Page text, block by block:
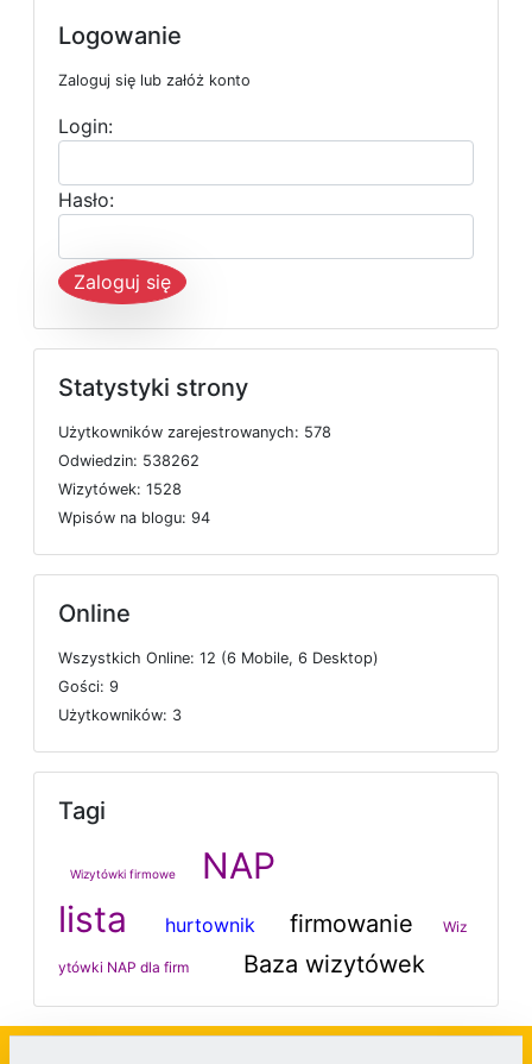
Logowanie
Zaloguj się lub załóż konto
Login:
Hasło:
Zaloguj się
Statystyki strony
Użytkowników zarejestrowanych: 578
Odwiedzin: 538262
Wizytówek: 1528
Wpisów na blogu: 94
Online
Wszystkich Online: 12 (6 Mobile, 6 Desktop)
Gości: 9
Użytkowników: 3
Tagi
Wizytówki firmowe
NAP
lista
hurtownik firmowanie Wiz
ytówki NAP dla firm Baza wizytówek